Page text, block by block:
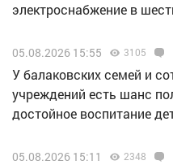
электроснабжение в
05.08.2026 15:55 3105
У балаковских семей и
учреждений есть шанс
достойное воспитание
05.08.2026 15:11 2348